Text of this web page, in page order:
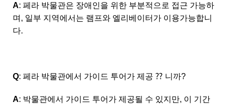
A: 페라 박물관은 장애인을 위한 부분적으로 접근 가능하
며, 일부 지역에서는 램프와 엘리베이터가 이용가능합니
다.
Q: 페라 박물관에서 가이드 투어가 제공 ⁇ 니까?
A: 박물관에서 가이드 투어가 제공될 수 있지만, 이 기간